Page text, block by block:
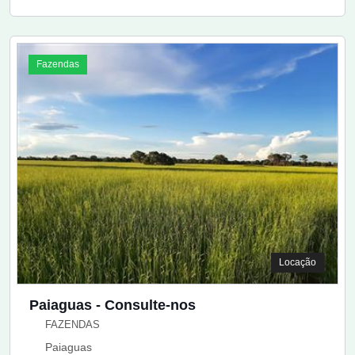
Fazendas
Locação
Paiaguas - Consulte-nos
FAZENDAS
Paiaguas